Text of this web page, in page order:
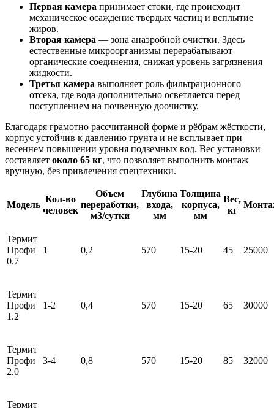
Первая камера принимает стоки, где происходит
механическое осаждение твёрдых частиц и всплытие
жиров.
Вторая камера — зона анаэробной очистки. Здесь
естественные микроорганизмы перерабатывают
органические соединения, снижая уровень загрязнения
жидкости.
Третья камера выполняет роль фильтрационного
отсека, где вода дополнительно осветляется перед
поступлением на почвенную доочистку.
Благодаря грамотно рассчитанной форме и рёбрам жёсткости,
корпус устойчив к давлению грунта и не всплывает при
весеннем повышении уровня подземных вод. Вес установки
составляет около 65 кг, что позволяет выполнить монтаж
вручную, без привлечения спецтехники.
Модель
Кол-во
человек
Объем
переработки,
м3/сутки
Глубина
входа,
мм
Толщина
корпуса,
мм
Вес,
кг
Термит
Профи
0.7
1 0,2 570 15-20 45 25000
Термит
Профи
1.2
1-2 0,4 570 15-20 65 30000
Термит
Профи
2.0
3-4 0,8 570 15-20 85 32000
Термит